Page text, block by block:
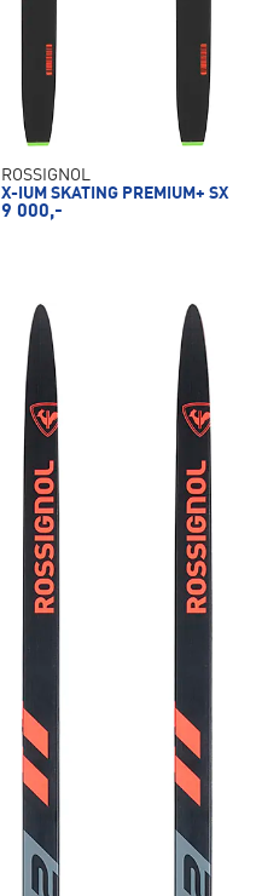
ROSSIGNOL
X-IUM SKATING PREMIUM+ SX
9 000,-